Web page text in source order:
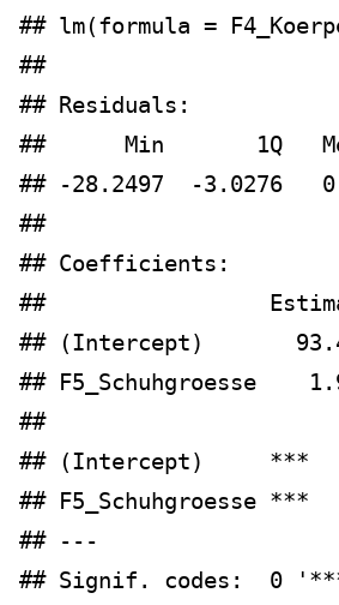
## lm(formula =
##
## Residuals:
##      Min       1Q
## -28.2497  -3.0276
##
## Coefficients:
##
## (Intercept)
## F5_Schuhgroesse
##
## (Intercept)     ***
## F5_Schuhgroesse ***
## ---
## Signif. codes:  0